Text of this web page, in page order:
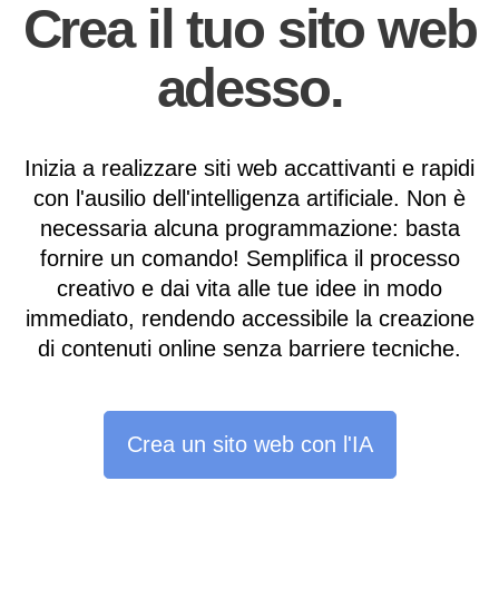
Crea il tuo sito web
adesso.
Inizia a realizzare siti web accattivanti e rapidi
con l'ausilio dell'intelligenza artificiale. Non è
necessaria alcuna programmazione: basta
fornire un comando! Semplifica il processo
creativo e dai vita alle tue idee in modo
immediato, rendendo accessibile la creazione
di contenuti online senza barriere tecniche.
Crea un sito web con l'IA